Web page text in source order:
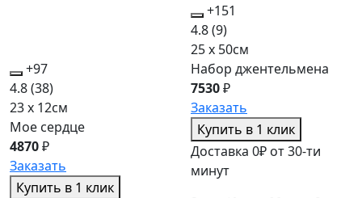
+97
4.8(38)
23 x 12см
Мое сердце
4870₽
Заказать
Купить в 1 клик
+151
4.8(9)
25 x 50см
Набор джентельмена
7530₽
Заказать
Купить в 1 клик
Доставка 0₽ от 30-ти
минут